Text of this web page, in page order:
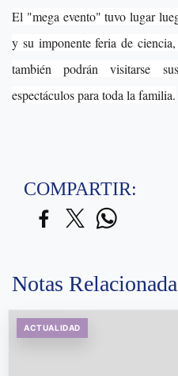
El "mega evento" tuvo lugar
y su imponente feria de
también podrán visitarse
espectáculos para toda la familia.
COMPARTIR:
Notas
ACTUALIDAD